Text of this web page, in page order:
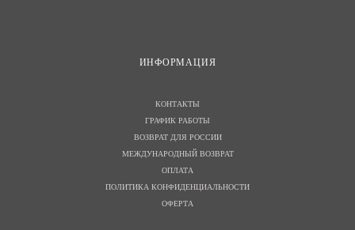
ИНФОРМАЦИЯ
КОНТАКТЫ
ГРАФИК РАБОТЫ
ВОЗВРАТ ДЛЯ РОССИИ
МЕЖДУНАРОДНЫЙ ВОЗВРАТ
ОПЛАТА
ПОЛИТИКА КОНФИДЕНЦИАЛЬНОСТИ
ОФЕРТА